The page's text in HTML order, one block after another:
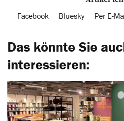
Facebook Bluesky Per E-
Das könnte Sie
interessieren: